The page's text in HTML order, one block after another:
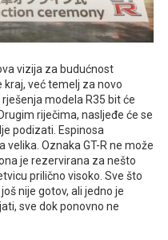
vizija za budućnost
kraj, već temelj za novo
modela R35 bit će
riječima, nasljeđe će se
podizati. Espinosa
velika. Oznaka GT-R ne može
je rezervirana za nešto
prilično visoko. Sve što
nije gotov, ali jedno je
sve dok ponovno ne